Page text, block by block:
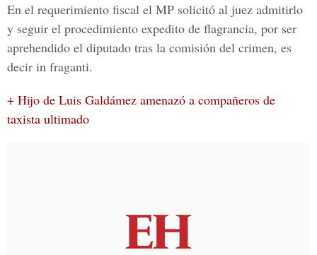
En el requerimiento fiscal el MP solicitó al juez admitirlo
y seguir el procedimiento expedito de flagrancia, por ser
aprehendido el diputado tras la comisión del crimen, es
decir in fraganti.
+ Hijo de Luis Galdámez amenazó a compañeros de
taxista ultimado